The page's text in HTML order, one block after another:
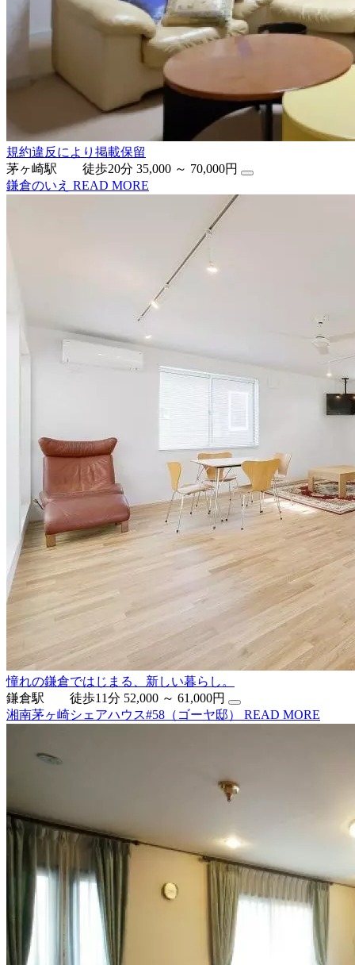
規約違反により掲載保留
茅ヶ崎駅 徒歩20分 35,000 ～ 70,000円
鎌倉のいえ READ MORE
憧れの鎌倉ではじまる、新しい暮らし。
鎌倉駅 徒歩11分 52,000 ～ 61,000円
湘南茅ヶ崎シェアハウス#58（ゴーヤ邸）
READ MORE